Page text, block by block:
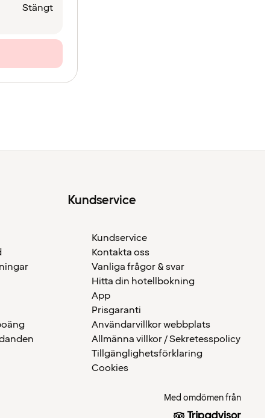
Stängt
Kundservice
Kundservice
Kontakta oss
Vanliga frågor & svar
Hitta din hotellbokning
App
Prisgaranti
Användarvillkor webbplats
Allmänna villkor / Sekretesspolicy
Tillgänglighetsförklaring
Cookies
Med omdömen från